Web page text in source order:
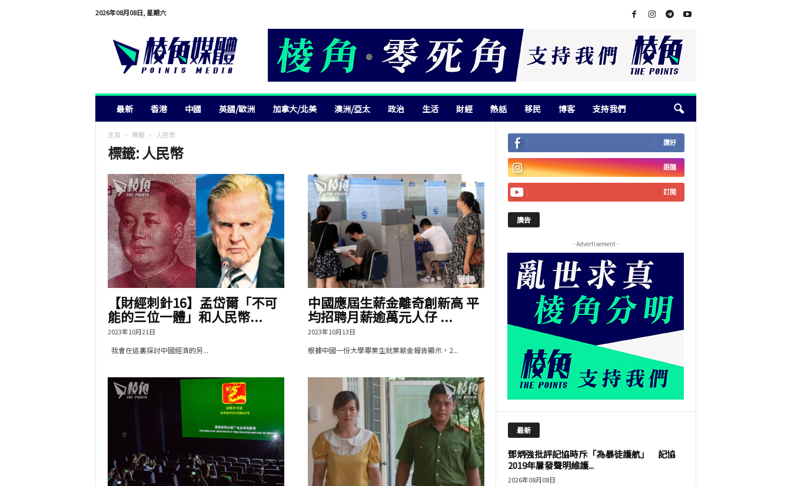
2026年08月08日, 星期六
最新 香港 中國 英國/歐洲 加拿大/北美 澳洲/亞太 政治 生活 財經 熱話 移民 博客 支持我們
主頁 標籤 人民幣
標籤: 人民幣
【財經刺針16】孟岱爾「不可
能的三位一體」和人民幣...
2023年10月21日
我會在這裏探討中國經濟的另...
中國應屆生薪金離奇創新高 平
均招聘月薪逾萬元人仔 ...
2023年10月13日
根據中國一份大學畢業生就業薪金報告顯示，2...
讚好
跟隨
訂閱
廣告
- Advertisement -
最新
鄧炳強批評記協時斥「為暴徒護航」 記協
2019年屢發聲明維護...
2026年08月08日